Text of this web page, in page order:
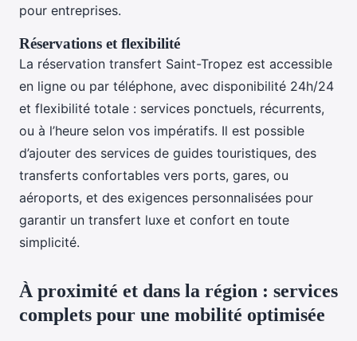
pour entreprises.
Réservations et flexibilité
La réservation transfert Saint-Tropez est accessible
en ligne ou par téléphone, avec disponibilité 24h/24
et flexibilité totale : services ponctuels, récurrents,
ou à l’heure selon vos impératifs. Il est possible
d’ajouter des services de guides touristiques, des
transferts confortables vers ports, gares, ou
aéroports, et des exigences personnalisées pour
garantir un transfert luxe et confort en toute
simplicité.
À proximité et dans la région : services
complets pour une mobilité optimisée